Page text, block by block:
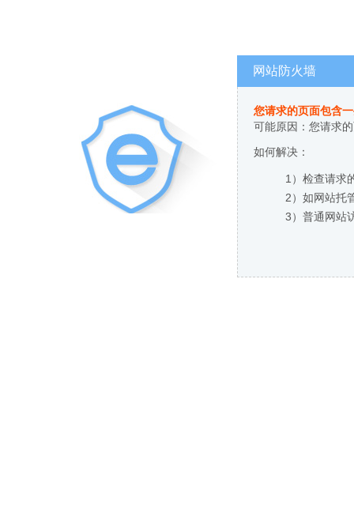
网站防火墙
您请求的页面包含
可能原因：您请求
如何解决：
1）检查请求
2）如网站托
3）普通网站